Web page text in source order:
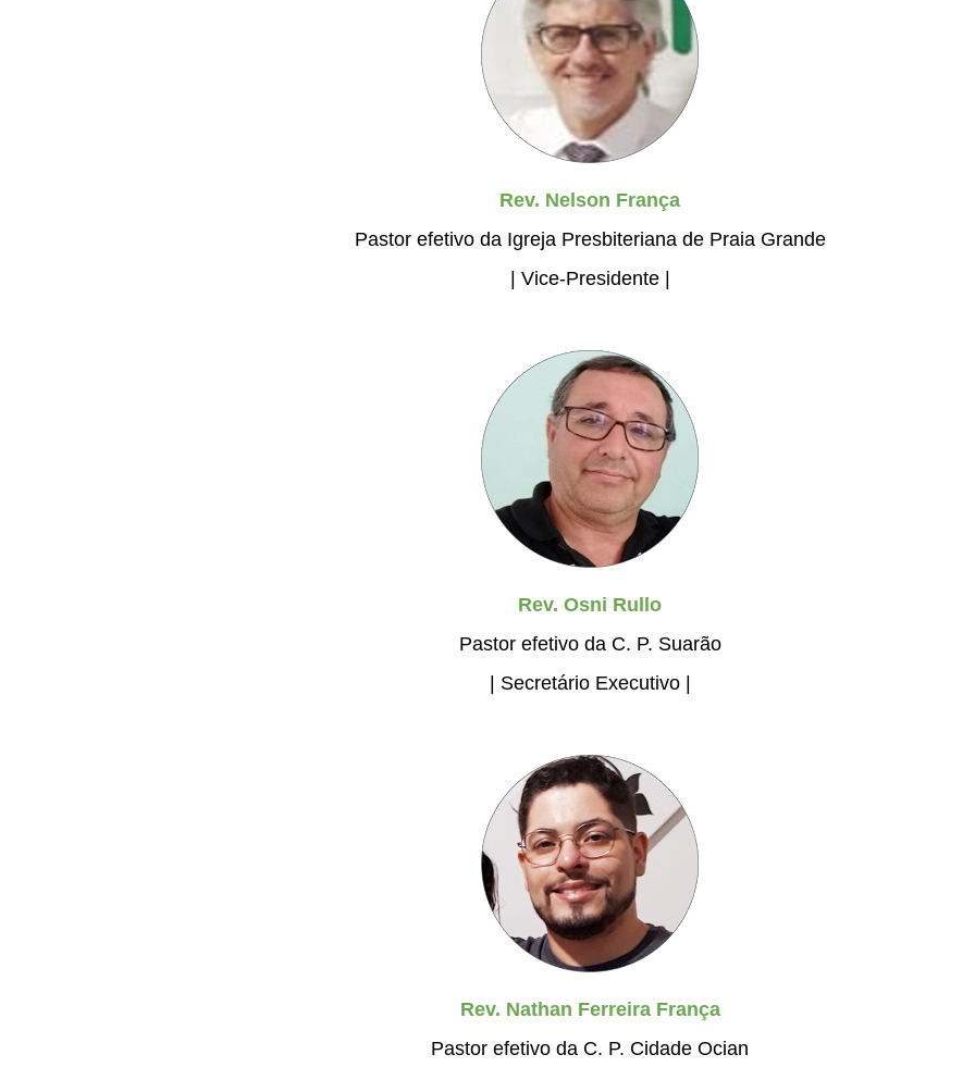
Rev. Nelson França
Pastor efetivo da Igreja Presbiteriana de Praia Grande
| Vice-Presidente |
Rev. Osni Rullo
Pastor efetivo da C. P. Suarão
| Secretário Executivo |
Rev. Nathan Ferreira França
Pastor efetivo da C. P. Cidade Ocian